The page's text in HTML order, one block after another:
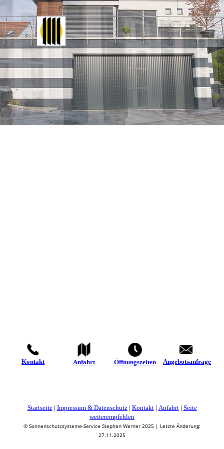
Kontakt Anfahrt Öffnungszeiten Angebotsanfrage
Startseite| Impressum & Datenschutz| Kontakt| Anfahrt| Seite
weiterempfehlen
© Sonnenschutzsysteme-Service Stephan Werner 2025 | Letzte Änderung:
27.11.2025